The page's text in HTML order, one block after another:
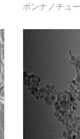
ボンナノチュ